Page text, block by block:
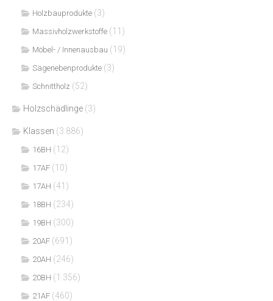
Holzbauprodukte (3)
Massivholzwerkstoffe (11)
Möbel- / Innenausbau (19)
Sägenebenprodukte (3)
Schnittholz (52)
Holzschädlinge (3)
Klassen (3.886)
16BH (12)
17AF (10)
17AH (41)
18BH (234)
19BH (300)
20AF (691)
20AH (246)
20BH (1.356)
21AF (460)